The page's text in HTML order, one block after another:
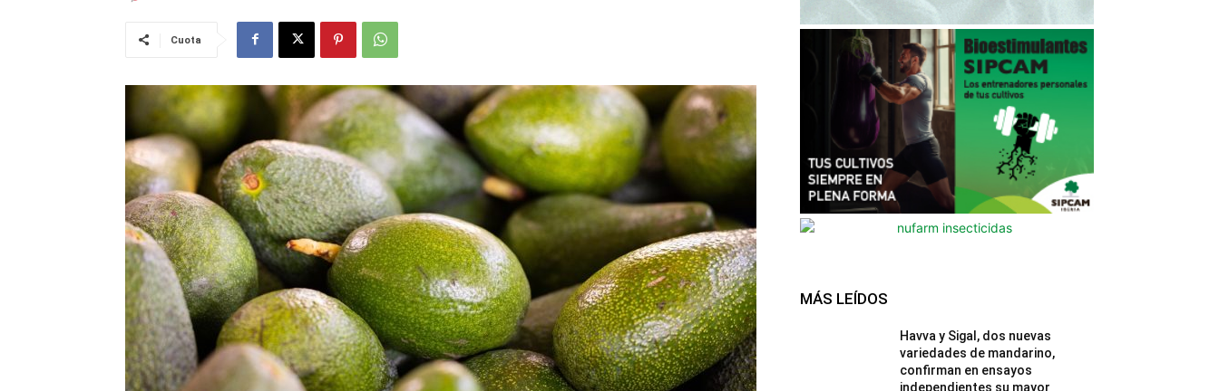
Cuota
MÁS LEÍDOS
Havva y Sigal, dos nuevas
variedades de mandarino,
confirman en ensayos
independientes su mayor